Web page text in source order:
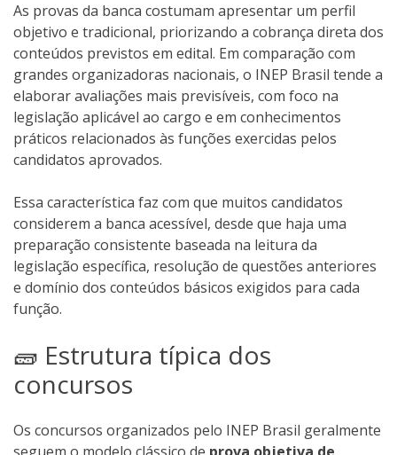
As provas da banca costumam apresentar um perfil
objetivo e tradicional, priorizando a cobrança direta dos
conteúdos previstos em edital. Em comparação com
grandes organizadoras nacionais, o INEP Brasil tende a
elaborar avaliações mais previsíveis, com foco na
legislação aplicável ao cargo e em conhecimentos
práticos relacionados às funções exercidas pelos
candidatos aprovados.
Essa característica faz com que muitos candidatos
considerem a banca acessível, desde que haja uma
preparação consistente baseada na leitura da
legislação específica, resolução de questões anteriores
e domínio dos conteúdos básicos exigidos para cada
função.
🧱 Estrutura típica dos
concursos
Os concursos organizados pelo INEP Brasil geralmente